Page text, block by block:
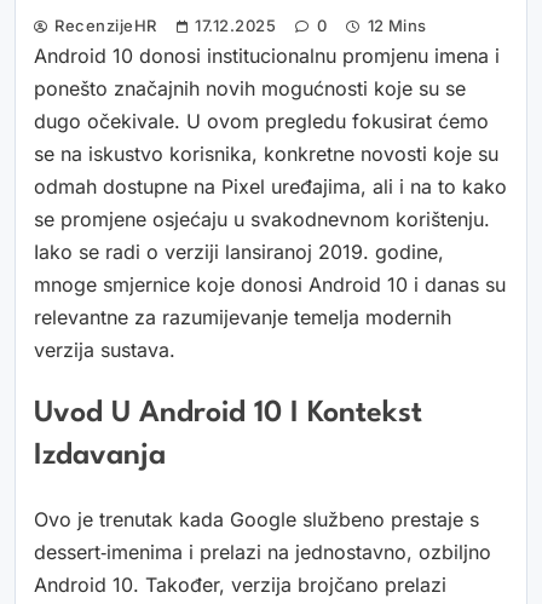
RecenzijeHR 17.12.2025 0 12 Mins
Android 10 donosi institucionalnu promjenu imena i
ponešto značajnih novih mogućnosti koje su se
dugo očekivale. U ovom pregledu fokusirat ćemo
se na iskustvo korisnika, konkretne novosti koje su
odmah dostupne na Pixel uređajima, ali i na to kako
se promjene osjećaju u svakodnevnom korištenju.
Iako se radi o verziji lansiranoj 2019. godine,
mnoge smjernice koje donosi Android 10 i danas su
relevantne za razumijevanje temelja modernih
verzija sustava.
Uvod U Android 10 I Kontekst
Izdavanja
Ovo je trenutak kada Google službeno prestaje s
dessert‑imenima i prelazi na jednostavno, ozbiljno
Android 10. Također, verzija brojčano prelazi